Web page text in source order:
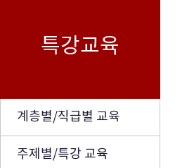
특강교육
계층별/직급별 교육
주제별/특강 교육